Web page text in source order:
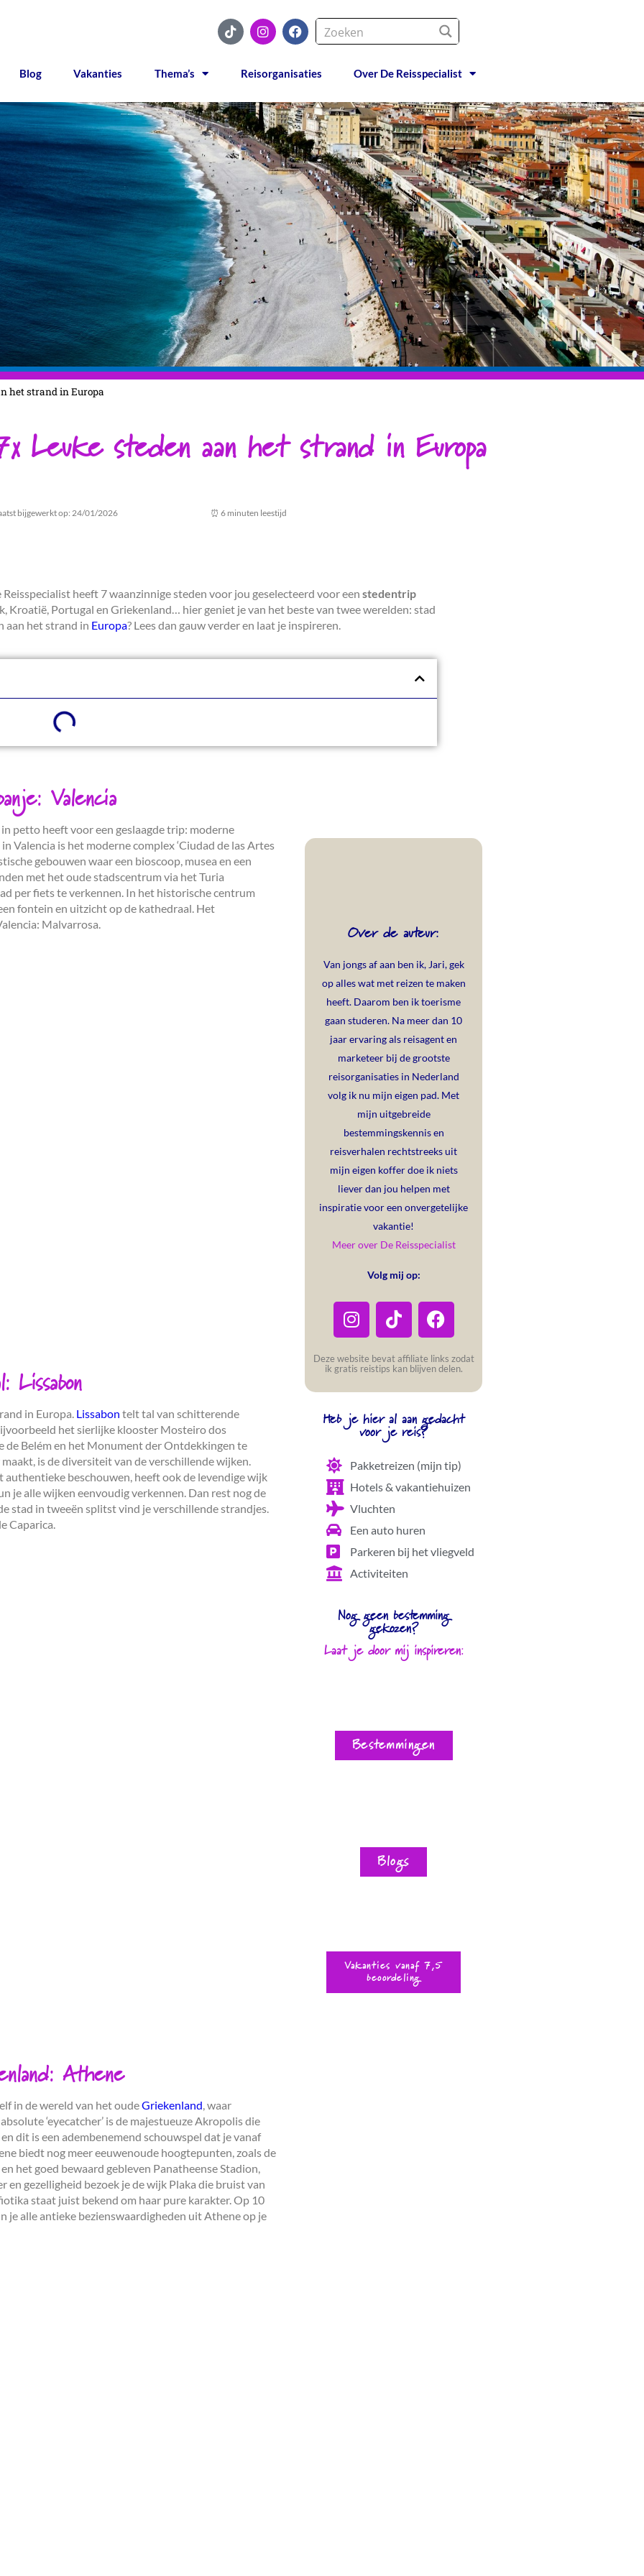
Blog Vakanties Thema’s Reisorganisaties Over De Reisspecialist
het strand in Europa
Leuke steden aan het strand in Europa
bijgewerkt op: 24/01/2026 ⏰ 6 minuten leestijd
Reisspecialist heeft 7 waanzinnige steden voor jou geselecteerd voor een stedentrip
Kroatië, Portugal en Griekenland… hier geniet je van het beste van twee werelden: stad
aan het strand in Europa? Lees dan gauw verder en laat je inspireren.
Valencia
petto heeft voor een geslaagde trip: moderne
Valencia is het moderne complex ‘Ciudad de las Artes
gebouwen waar een bioscoop, musea en een
met het oude stadscentrum via het Turia
per fiets te verkennen. In het historische centrum
fontein en uitzicht op de kathedraal. Het
Malvarrosa.
in Europa. Lissabon telt tal van schitterende
het sierlijke klooster Mosteiro dos
de Belém en het Monument der Ontdekkingen te
is de diversiteit van de verschillende wijken.
beschouwen, heeft ook de levendige wijk
je alle wijken eenvoudig verkennen. Dan rest nog de
stad in tweeën splitst vind je verschillende strandjes.
Caparica.
Over de auteur:
Van jongs af aan ben ik, Jari, gek
op alles wat met reizen te maken
heeft. Daarom ben ik toerisme
gaan studeren. Na meer dan 10
jaar ervaring als reisagent en
marketeer bij de grootste
reisorganisaties in Nederland
volg ik nu mijn eigen pad. Met
mijn uitgebreide
bestemmingskennis en
reisverhalen rechtstreeks uit
mijn eigen koffer doe ik niets
liever dan jou helpen met
inspiratie voor een onvergetelijke
vakantie!
Meer over De Reisspecialist
Volg mij op:
Deze website bevat affiliate links zodat
ik gratis reistips kan blijven delen.
Heb je hier al aan gedacht
voor je reis?
Pakketreizen (mijn tip)
Hotels & vakantiehuizen
Vluchten
Een auto huren
Parkeren bij het vliegveld
Activiteiten
Nog geen bestemming
gekozen?
Laat je door mij inspireren:
Bestemmingen
Blogs
Vakanties vanaf 7,5
beoordeling
Athene
in de wereld van het oudeGriekenland , waar
‘eyecatcher’ is de majestueuze Akropolis die
dit is een adembenemend schouwspel dat je vanaf
biedt nog meer eeuwenoude hoogtepunten, zoals de
het goed bewaard gebleven Panatheense Stadion,
gezelligheid bezoek je de wijk Plaka die bruist van
staat juist bekend om haar pure karakter. Op 10
je alle antieke bezienswaardigheden uit Athene op je